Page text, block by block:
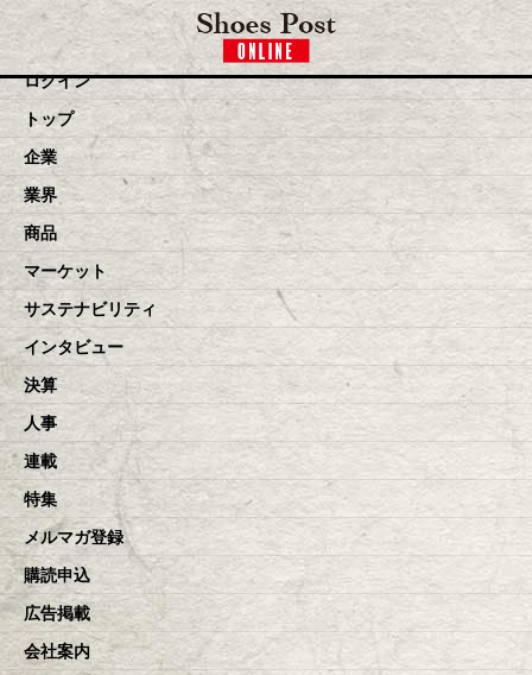
toggle navigation
ログイン
トップ
企業
業界
商品
マーケット
サステナビリティ
インタビュー
決算
人事
連載
特集
メルマガ登録
購読申込
広告掲載
会社案内